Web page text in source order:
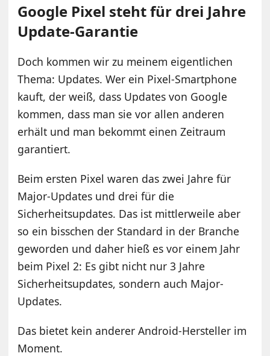
Google Pixel steht für drei Jahre
Update-Garantie
Doch kommen wir zu meinem eigentlichen
Thema: Updates. Wer ein Pixel-Smartphone
kauft, der weiß, dass Updates von Google
kommen, dass man sie vor allen anderen
erhält und man bekommt einen Zeitraum
garantiert.
Beim ersten Pixel waren das zwei Jahre für
Major-Updates und drei für die
Sicherheitsupdates. Das ist mittlerweile aber
so ein bisschen der Standard in der Branche
geworden und daher hieß es vor einem Jahr
beim Pixel 2: Es gibt nicht nur 3 Jahre
Sicherheitsupdates, sondern auch Major-
Updates.
Das bietet kein anderer Android-Hersteller im
Moment.